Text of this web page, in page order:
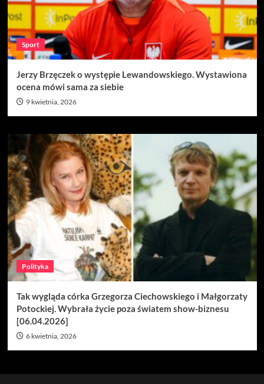
Sport
Jerzy Brzęczek o występie Lewandowskiego. Wystawiona
ocena mówi sama za siebie
9 kwietnia, 2026
Polityka
Tak wygląda córka Grzegorza Ciechowskiego i Małgorzaty
Potockiej. Wybrała życie poza światem show-biznesu
[06.04.2026]
6 kwietnia, 2026